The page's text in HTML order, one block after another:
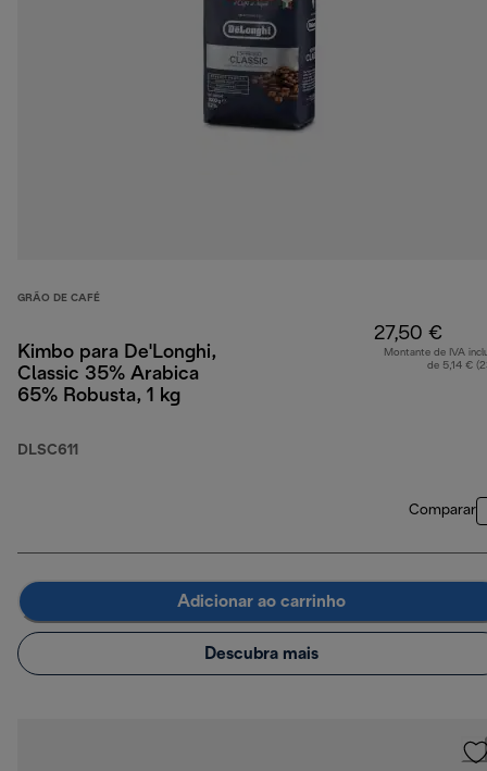
GRÃO DE CAFÉ
Kimbo para De'Longhi,
Classic 35% Arabica
65% Robusta, 1 kg
DLSC611
27,50 €
Montante de IVA
de 5,14 €
Comparar
Adicionar ao carrinho
Descubra mais